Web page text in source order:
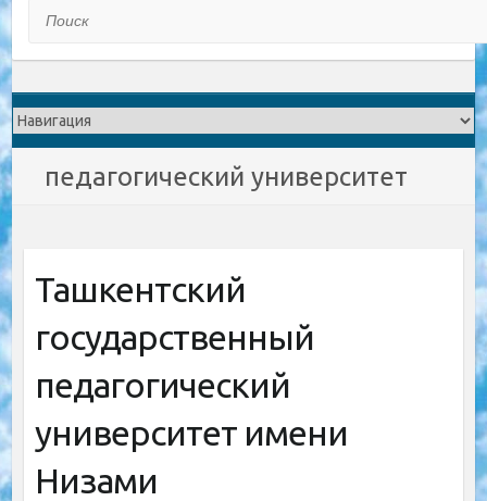
педагогический университет
Ташкентский
государственный
педагогический
университет имени
Низами